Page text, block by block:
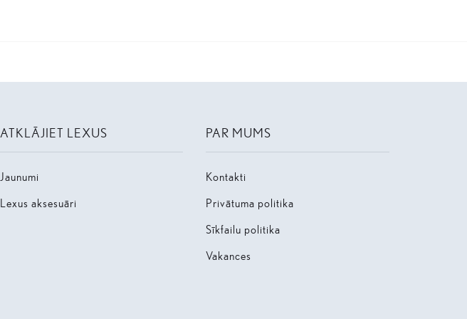
ATKLĀJIET LEXUS
Jaunumi
Lexus aksesuāri
PAR MUMS
Kontakti
Privātuma politika
Sīkfailu politika
Vakances